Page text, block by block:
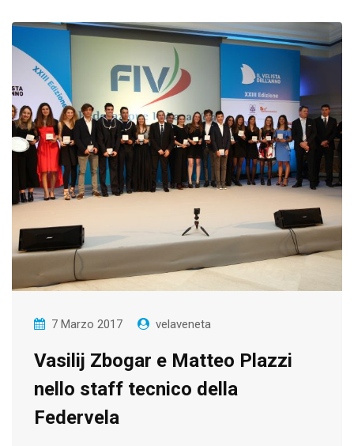
7 Marzo 2017 velaveneta
Vasilij Zbogar e Matteo Plazzi
nello staff tecnico della
Federvela